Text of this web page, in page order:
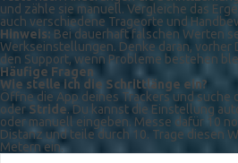
und zähle sie manuell. Vergleiche das
auch verschiedene Trageorte und
Hinweis: Bei dauerhaft falschen Werten
Werkseinstellungen. Denke daran, vorher
den Support, wenn Probleme bestehen
Häufige Fragen
Wie stelle ich die Schrittlänge ein?
Öffne die App deines Trackers und suche
oder Stride. Du kannst die Einstellung
oder manuell eingeben. Messe dafür 10
Distanz und teile durch 10. Trage diesen
Metern ein.